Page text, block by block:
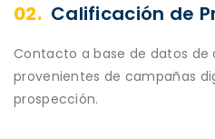
02. Calificación de
Contacto a base de datos de
provenientes de campañas
prospección.